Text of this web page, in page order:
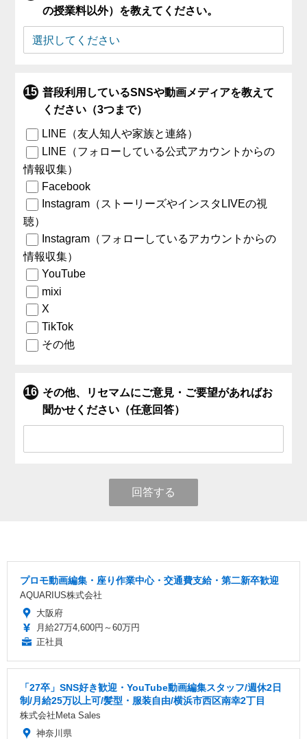
の授業料以外）を教えてください。
普段利用しているSNSや動画メディアを教えて
ください（3つまで）
LINE（友人知人や家族と連絡）
LINE（フォローしている公式アカウントからの
情報収集）
Facebook
Instagram（ストーリーズやインスタLIVEの視
聴）
Instagram（フォローしているアカウントからの
情報収集）
YouTube
mixi
X
TikTok
その他
その他、リセマムにご意見・ご要望があればお
聞かせください（任意回答）
回答する
プロモ動画編集・座り作業中心・交通費支給・第二新卒歓迎
AQUARIUS株式会社
大阪府
月給27万4,600円～60万円
正社員
「27卒」SNS好き歓迎・YouTube動画編集スタッフ/週休2日
制/月給25万以上可/髪型・服装自由/横浜市西区南幸2丁目
株式会社Meta Sales
神奈川県